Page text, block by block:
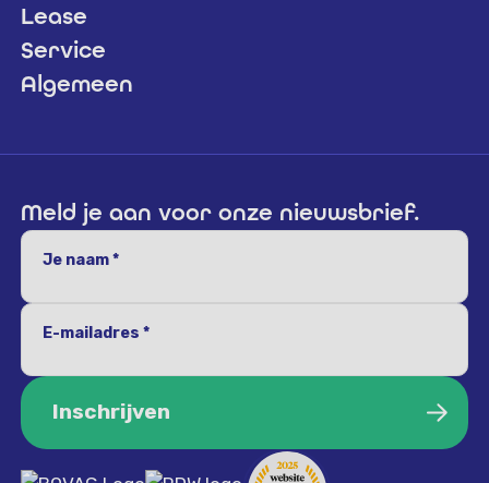
Lease
Service
Algemeen
Meld je aan voor onze nieuwsbrief.
Je naam *
E-mailadres *
Inschrijven